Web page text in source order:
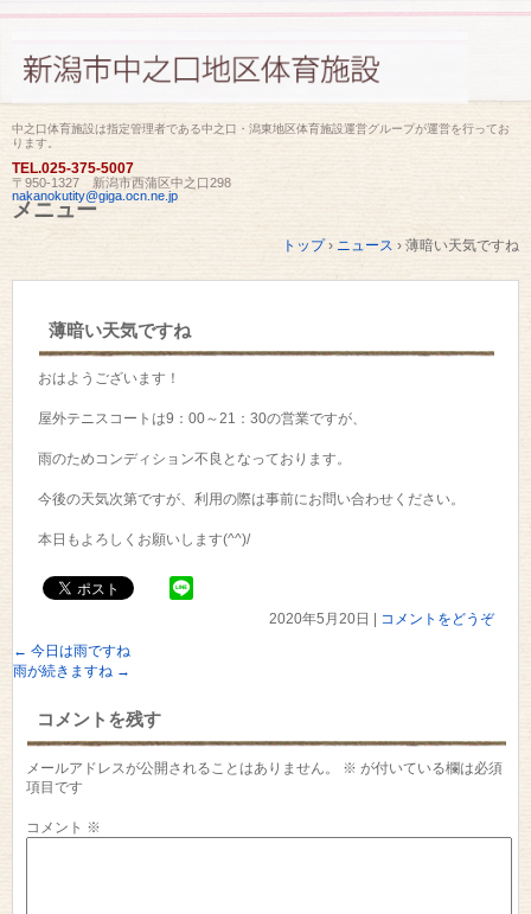
中之口体育施設は指定管理者である中之口・潟東地区体育施設運営グループが運営を行ってお
ります。
TEL.025-375-5007
〒950-1327 新潟市西蒲区中之口298
nakanokutity@giga.ocn.ne.jp
メニュー
トップ › ニュース › 薄暗い天気ですね
薄暗い天気ですね
おはようございます！
屋外テニスコートは9：00～21：30の営業ですが、
雨のためコンディション不良となっております。
今後の天気次第ですが、利用の際は事前にお問い合わせください。
本日もよろしくお願いします(^^)/
2020年5月20日
コメントをどうぞ
← 今日は雨ですね
雨が続きますね →
コメントを残す
メールアドレスが公開されることはありません。 ※ が付いている欄は必須
項目です
コメント ※